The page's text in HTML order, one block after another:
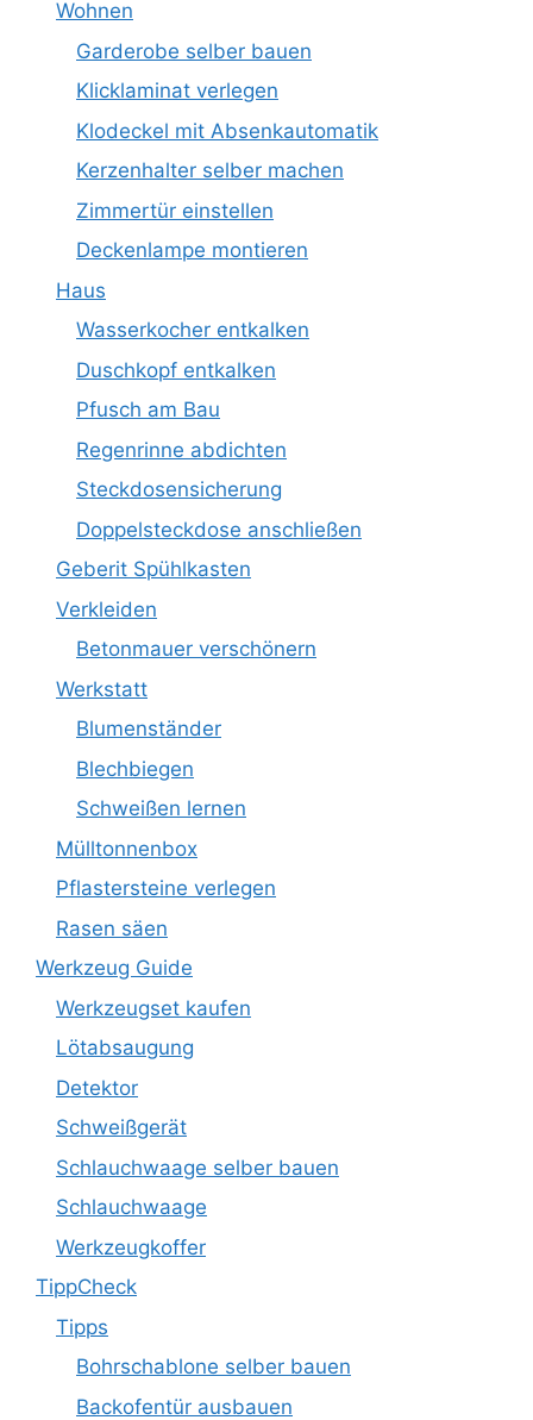
Wohnen
Garderobe selber bauen
Klicklaminat verlegen
Klodeckel mit Absenkautomatik
Kerzenhalter selber machen
Zimmertür einstellen
Deckenlampe montieren
Haus
Wasserkocher entkalken
Duschkopf entkalken
Pfusch am Bau
Regenrinne abdichten
Steckdosensicherung
Doppelsteckdose anschließen
Geberit Spühlkasten
Verkleiden
Betonmauer verschönern
Werkstatt
Blumenständer
Blechbiegen
Schweißen lernen
Mülltonnenbox
Pflastersteine verlegen
Rasen säen
Werkzeug Guide
Werkzeugset kaufen
Lötabsaugung
Detektor
Schweißgerät
Schlauchwaage selber bauen
Schlauchwaage
Werkzeugkoffer
TippCheck
Tipps
Bohrschablone selber bauen
Backofentür ausbauen